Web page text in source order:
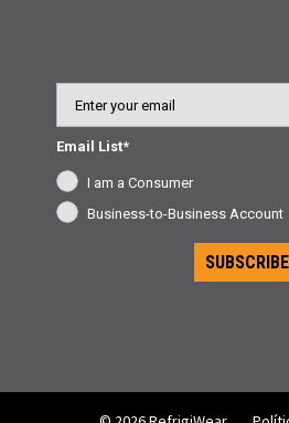
Email List*
I am a Consumer
Business-to-Business Account
SUBSCRIBE